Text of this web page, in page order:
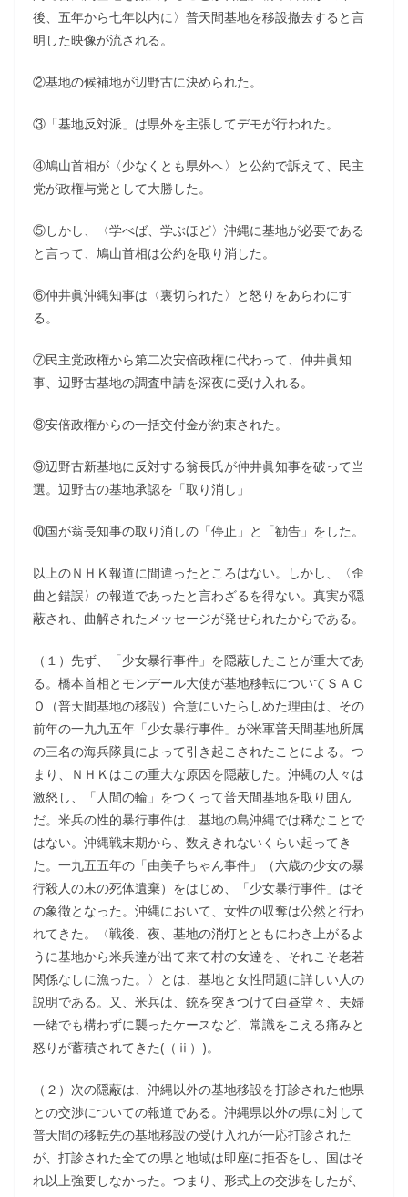
後、五年から七年以内に〉普天間基地を移設撤去すると言
明した映像が流される。
②基地の候補地が辺野古に決められた。
③「基地反対派」は県外を主張してデモが行われた。
④鳩山首相が〈少なくとも県外へ〉と公約で訴えて、民主
党が政権与党として大勝した。
⑤しかし、〈学べば、学ぶほど〉沖縄に基地が必要である
と言って、鳩山首相は公約を取り消した。
⑥仲井眞沖縄知事は〈裏切られた〉と怒りをあらわにす
る。
⑦民主党政権から第二次安倍政権に代わって、仲井眞知
事、辺野古基地の調査申請を深夜に受け入れる。
⑧安倍政権からの一括交付金が約束された。
⑨辺野古新基地に反対する翁長氏が仲井眞知事を破って当
選。辺野古の基地承認を「取り消し」
⑩国が翁長知事の取り消しの「停止」と「勧告」をした。
以上のＮＨＫ報道に間違ったところはない。しかし、〈歪
曲と錯誤〉の報道であったと言わざるを得ない。真実が隠
蔽され、曲解されたメッセージが発せられたからである。
（１）先ず、「少女暴行事件」を隠蔽したことが重大であ
る。橋本首相とモンデール大使が基地移転についてＳＡＣ
Ｏ（普天間基地の移設）合意にいたらしめた理由は、その
前年の一九九五年「少女暴行事件」が米軍普天間基地所属
の三名の海兵隊員によって引き起こされたことによる。つ
まり、ＮＨＫはこの重大な原因を隠蔽した。沖縄の人々は
激怒し、「人間の輪」をつくって普天間基地を取り囲ん
だ。米兵の性的暴行事件は、基地の島沖縄では稀なことで
はない。沖縄戦末期から、数えきれないくらい起ってき
た。一九五五年の「由美子ちゃん事件」（六歳の少女の暴
行殺人の末の死体遺棄）をはじめ、「少女暴行事件」はそ
の象徴となった。沖縄において、女性の収奪は公然と行わ
れてきた。〈戦後、夜、基地の消灯とともにわき上がるよ
うに基地から米兵達が出て来て村の女達を、それこそ老若
関係なしに漁った。〉とは、基地と女性問題に詳しい人の
説明である。又、米兵は、銃を突きつけて白昼堂々、夫婦
一緒でも構わずに襲ったケースなど、常識をこえる痛みと
怒りが蓄積されてきた(（ⅱ）)。
（２）次の隠蔽は、沖縄以外の基地移設を打診された他県
との交渉についての報道である。沖縄県以外の県に対して
普天間の移転先の基地移設の受け入れが一応打診された
が、打診された全ての県と地域は即座に拒否をし、国はそ
れ以上強要しなかった。つまり、形式上の交渉をしたが、